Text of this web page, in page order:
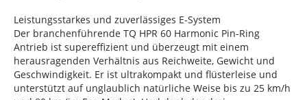
Leistungsstarkes und zuverlässiges E-System
Der branchenführende TQ HPR 60 Harmonic Pin-Ring
Antrieb ist supereffizient und überzeugt mit einem
herausragenden Verhältnis aus Reichweite, Gewicht und
Geschwindigkeit. Er ist ultrakompakt und flüsterleise und
unterstützt auf unglaublich natürliche Weise bis zu 25 km/h